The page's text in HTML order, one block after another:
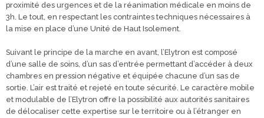
proximité des urgences et de la réanimation médicale en moins de
3h. Le tout, en respectant les contraintes techniques nécessaires à
la mise en place d’une Unité de Haut Isolement.
Suivant le principe de la marche en avant, l’Elytron est composé
d’une salle de soins, d’un sas d’entrée permettant d’accéder à deux
chambres en pression négative et équipée chacune d’un sas de
sortie. L’air est traité et rejeté en toute sécurité. Le caractère mobile
et modulable de l’Elytron offre la possibilité aux autorités sanitaires
de délocaliser cette expertise sur le territoire ou à l’étranger en